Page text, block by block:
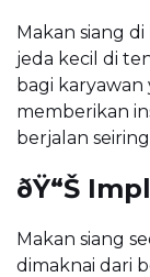
Makan siang
jeda kecil di
bagi
memberikan
berjalan
ðŸ“Š
Makan siang
dimaknai dari